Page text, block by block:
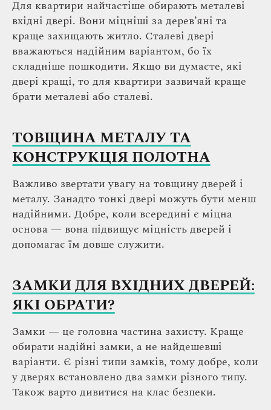
Для квартири найчастіше обирають металеві
вхідні двері. Вони міцніші за дерев’яні та
краще захищають житло. Сталеві двері
вважаються надійним варіантом, бо їх
складніше пошкодити. Якщо ви думаєте, які
двері кращі, то для квартири зазвичай краще
брати металеві або сталеві.
ТОВЩИНА МЕТАЛУ ТА
КОНСТРУКЦІЯ ПОЛОТНА
Важливо звертати увагу на товщину дверей і
металу. Занадто тонкі двері можуть бути менш
надійними. Добре, коли всередині є міцна
основа — вона підвищує міцність дверей і
допомагає їм довше служити.
ЗАМКИ ДЛЯ ВХІДНИХ ДВЕРЕЙ:
ЯКІ ОБРАТИ?
Замки — це головна частина захисту. Краще
обирати надійні замки, а не найдешевші
варіанти. Є різні типи замків, тому добре, коли
у дверях встановлено два замки різного типу.
Також варто дивитися на клас безпеки.